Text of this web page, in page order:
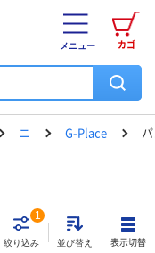
カゴ
メニュー
ニ G-Place
絞り込み
1
並び替え 表示切替